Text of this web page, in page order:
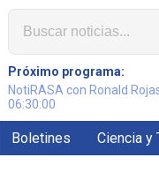
Próximo programa:
NotiRASA con Ronald
06:30:00
Boletines Ciencia y